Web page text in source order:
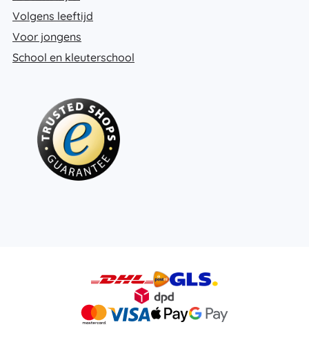
Volgens leeftijd
Voor jongens
School en kleuterschool